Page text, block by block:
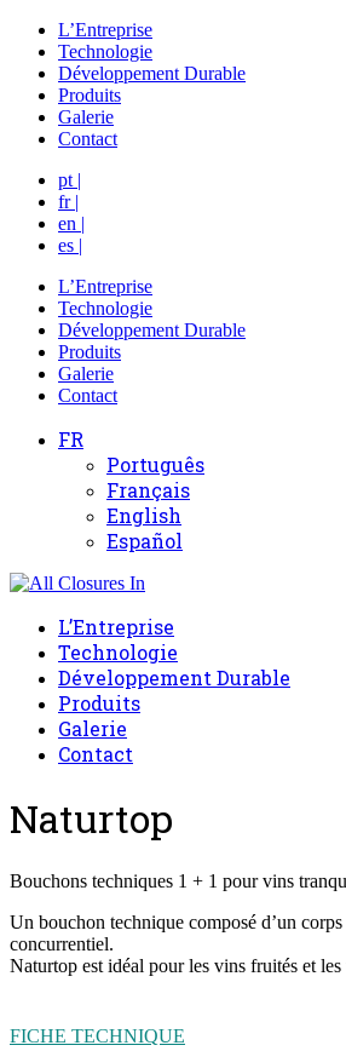
L’Entreprise
Technologie
Développement Durable
Produits
Galerie
Contact
pt |
fr |
en |
es |
L’Entreprise
Technologie
Développement Durable
Produits
Galerie
Contact
FR
Português
Français
English
Español
L’Entreprise
Technologie
Développement Durable
Produits
Galerie
Contact
Naturtop
Bouchons techniques 1 + 1 pour vins
Un bouchon technique composé d’un
concurrentiel.
Naturtop est idéal pour les vins fruités et
FICHE TECHNIQUE